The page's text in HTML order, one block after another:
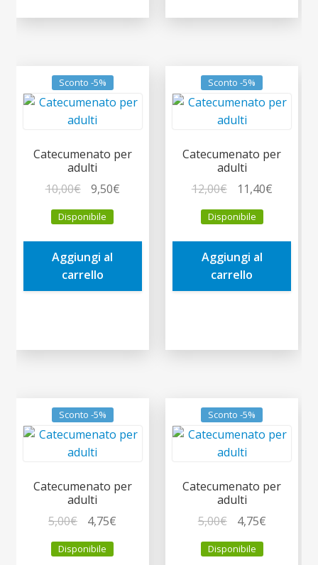
Sconto -5%
Catecumenato per
adulti
10,00€
prezzo
originale
era:
10,00€.
9,50€Il
è:
Disponibile
Aggiungi al
carrello
Sconto -5%
Catecumenato per
adulti
12,00€
prezzo
originale
era:
12,00€.
11,40€Il
è:
Disponibile
Aggiungi al
carrello
Sconto -5%
Catecumenato per
adulti
5,00€
prezzo
originale
4,75€
Disponibile
Sconto -5%
Catecumenato per
adulti
5,00€
prezzo
originale
4,75€Il
Disponibile